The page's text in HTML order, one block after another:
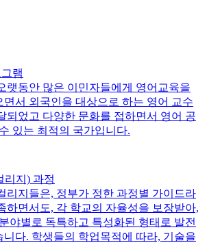
램
랫동안 많은 이민자들에게 영어교육을
면서 외국인을 대상으로 하는 영어 교수
되었고 다양한 문화를 접하면서 영어 공
있는 최적의 국가입니다.
리지) 과정
리지들은, 정부가 정한 과정별 가이드라
하면서도, 각 학교의 자율성을 보장받아,
야별로 독특하고 특성화된 형태로 발전
니다. 학생들의 학업목적에 따라, 기술을